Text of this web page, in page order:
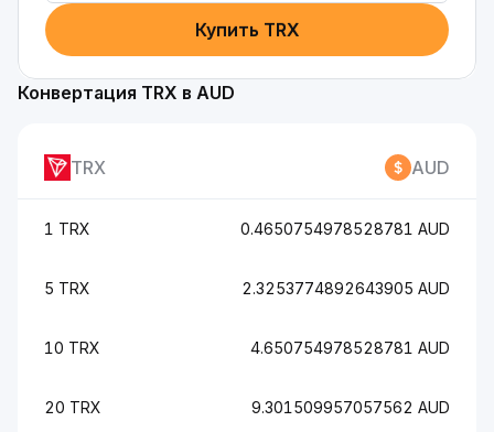
Купить TRX
Конвертация TRX в AUD
TRX AUD
1 TRX 0.4650754978528781 AUD
5 TRX 2.3253774892643905 AUD
10 TRX 4.650754978528781 AUD
20 TRX 9.301509957057562 AUD